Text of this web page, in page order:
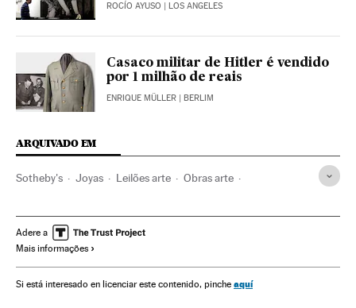
ROCÍO AYUSO | LOS ANGELES
Casaco militar de Hitler é vendido
por 1 milhão de reais
ENRIQUE MÜLLER | BERLIM
ARQUIVADO EM
Sotheby's Joyas Leilões arte Obras arte
Adere a
Mais informações
Si está interesado en licenciar este contenido, pinche aquí